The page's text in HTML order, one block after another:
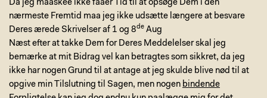
Da jeg maaskee ikke faaer Tid til at opsøge Dem i den
nærmeste Fremtid maa jeg ikke udsætte længere at besvare
Deres ærede Skrivelser af 1 og 8de Aug
Næst efter at takke Dem for Deres Meddelelser skal jeg
bemærke at mit Bidrag vel kan betragtes som sikkret, da jeg
ikke har nogen Grund til at antage at jeg skulde blive nød til at
opgive min Tilslutning til Sagen, men nogen bindende